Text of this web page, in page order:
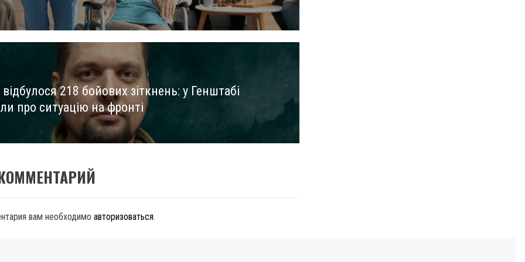
218 бойових зіткнень: у Генштабі
про ситуацію на фронті
вам необходимо авторизоваться.